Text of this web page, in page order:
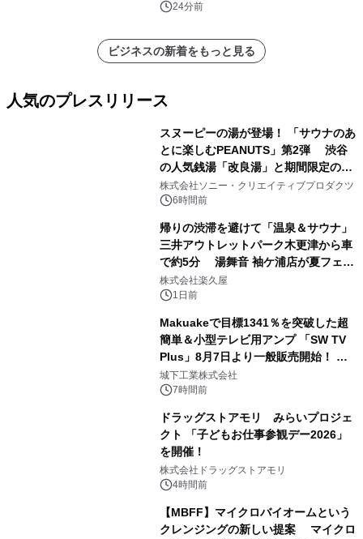
24分前
ビジネスの新着をもっと見る
人気のプレスリリース
スヌーピーの湯が登場！ 「サウナのあ
とに楽しむPEANUTS」第2弾 渋谷
の人気銭湯「改良湯」と期間限定のコ
ラボレーション サウナイキタイコラ
ボグッズも発売決定！
株式会社ソニー・クリエイティブプロダクツ
6時間前
帰りの渋滞を避けて「温泉＆サウナ」
三井アウトレットパーク木更津から車
で約5分 湯舞音 袖ケ浦店が夏フェア
メニューを提供
株式会社楽久屋
1日前
Makuakeで目標1341％を突破した超
簡単＆小型テレビ用アンプ 「SW TV
Plus」8月7日より一般販売開始！ ケ
ーブル1本つなぐだけ、テレビの音が
ぐっと豊かに
城下工業株式会社
7時間前
ドラッグストアモリ みらいプロジェ
クト 「子どもお仕事参観デー2026」
を開催！
株式会社ドラッグストアモリ
4時間前
【MBFF】マイクロバイオームという
クレンジングの新しい提案 マイクロ